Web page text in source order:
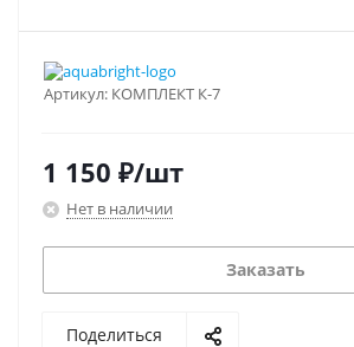
Артикул: КОМПЛЕКТ К-7
1 150 ₽/шт
Нет в наличии
Заказать
Поделиться